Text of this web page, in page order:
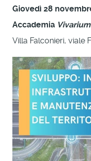
Giovedì 28
Accademia
Villa Falconieri, viale